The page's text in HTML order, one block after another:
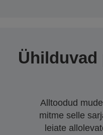
Ühilduvad
Alltoodud
mitme selle
leiate